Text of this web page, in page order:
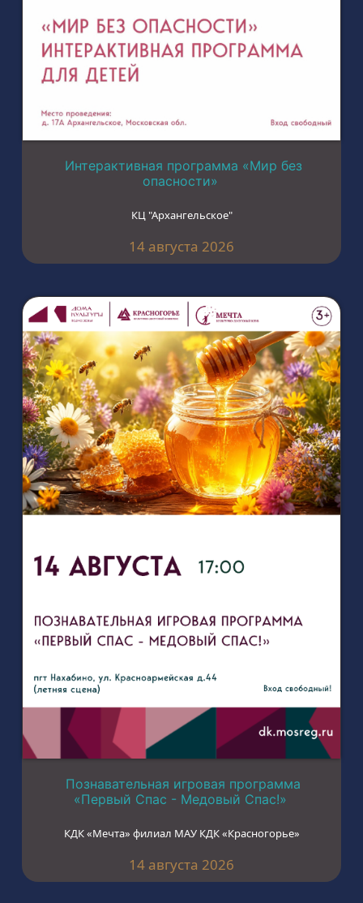
Интерактивная программа «Мир без
опасности»
КЦ "Архангельское"
14 августа 2026
Познавательная игровая программа
«Первый Спас - Медовый Спас!»
КДК «Мечта» филиал МАУ КДК «Красногорье»
14 августа 2026